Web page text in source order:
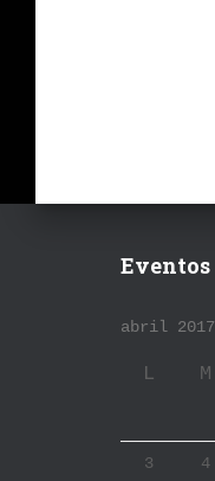
Eventos
abril 2017
L M
3 4